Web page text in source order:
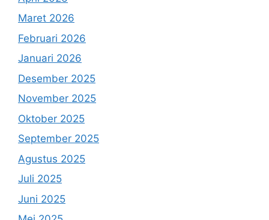
Maret 2026
Februari 2026
Januari 2026
Desember 2025
November 2025
Oktober 2025
September 2025
Agustus 2025
Juli 2025
Juni 2025